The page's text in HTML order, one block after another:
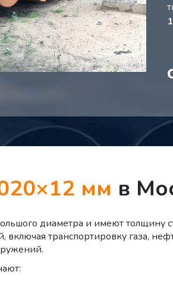
мм в
диаметра и имеют толщину
включая транспортировку газа,